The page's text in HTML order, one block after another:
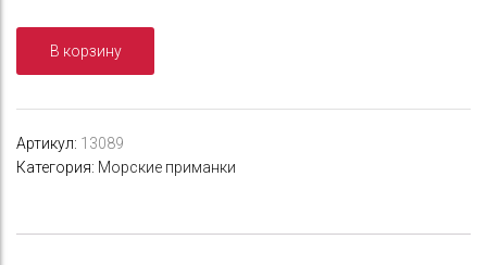
HIGASHI
jigu
В корзину
Артикул: 13089
Категория: Морские приманки